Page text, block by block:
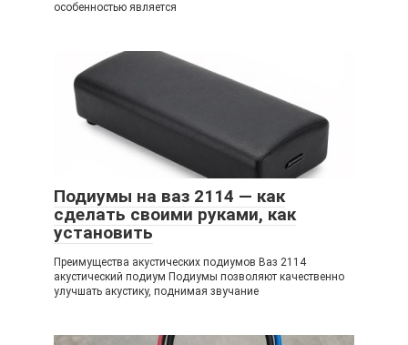
особенностью является
Подиумы на ваз 2114 — как
сделать своими руками, как
установить
Преимущества акустических подиумов Ваз 2114
акустический подиум Подиумы позволяют качественно
улучшать акустику, поднимая звучание